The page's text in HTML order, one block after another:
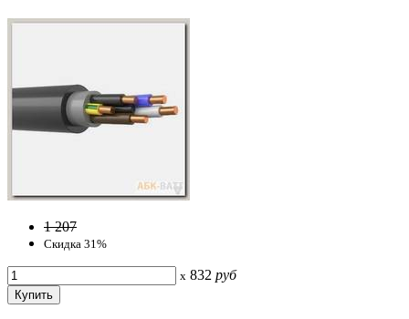
1 207
Скидка 31%
x 832 руб